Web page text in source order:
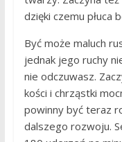
dzięki czemu płuca
Być może maluch
jednak jego ruchy
nie odczuwasz.
kości i chrząstki
powinny być teraz
dalszego rozwoju.